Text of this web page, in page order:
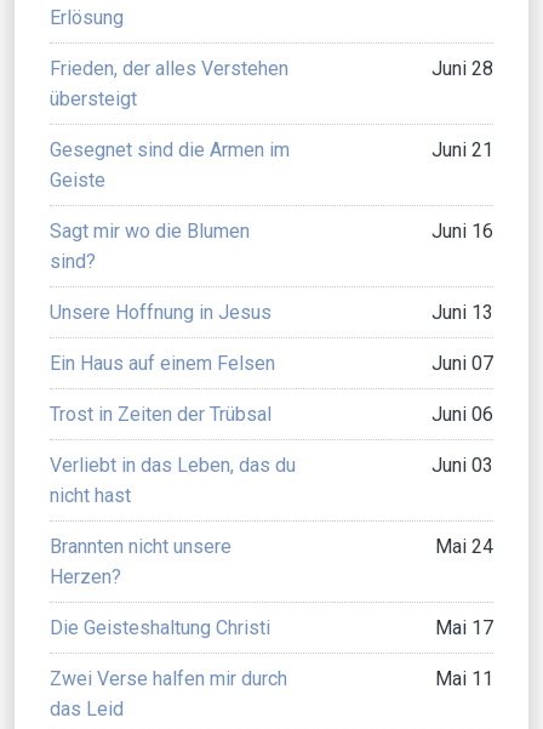
Erlösung
Frieden, der alles Verstehen
übersteigt
Juni 28
Gesegnet sind die Armen im
Geiste
Juni 21
Sagt mir wo die Blumen
sind?
Juni 16
Unsere Hoffnung in Jesus Juni 13
Ein Haus auf einem Felsen Juni 07
Trost in Zeiten der Trübsal Juni 06
Verliebt in das Leben, das du
nicht hast
Juni 03
Brannten nicht unsere
Herzen?
Mai 24
Die Geisteshaltung Christi Mai 17
Zwei Verse halfen mir durch
das Leid
Mai 11